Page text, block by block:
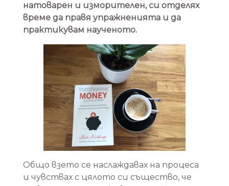
натоварен и изморителен, си отделях
време да правя упражненията и да
практикувам наученото.
Общо взето се наслаждавах на процеса
и чувствах с цялото си същество, че